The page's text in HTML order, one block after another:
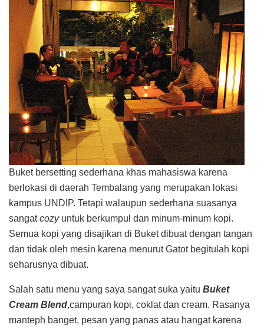
Buket bersetting sederhana khas mahasiswa karena
berlokasi di daerah Tembalang yang merupakan lokasi
kampus UNDIP. Tetapi walaupun sederhana suasanya
sangatcozyuntuk berkumpul dan minum-minum kopi.
Semua kopi yang disajikan di Buket dibuat dengan tangan
dan tidak oleh mesin karena menurut Gatot begitulah kopi
seharusnya dibuat.
Salah satu menu yang saya sangat suka yaitu Buket
Cream Blend,campuran kopi, coklat dan cream. Rasanya
manteph banget, pesan yang panas atau hangat karena